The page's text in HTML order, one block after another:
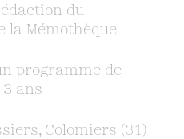
du
la Mémothèque
programme de
3 ans
Colomiers (31)